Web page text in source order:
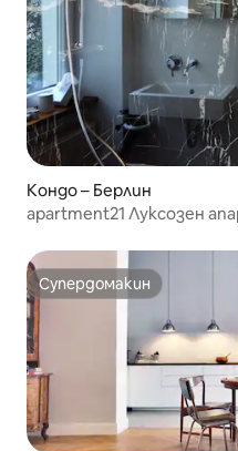
Кондо – Берлин
apartment21 Луксозен
Супердомакин
Супердомакин